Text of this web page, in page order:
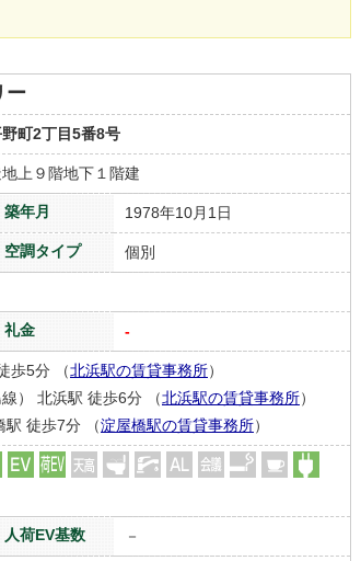
ー
町2丁目5番8号
上９階地下１階建
築年月 1978年10月1日
空調タイプ 個別
礼金 -
歩5分 （北浜駅の賃貸事務所）
） 北浜駅 徒歩6分 （北浜駅の賃貸事務所）
駅 徒歩7分 （淀屋橋駅の賃貸事務所）
人荷EV基数 －